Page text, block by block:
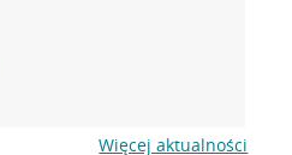
Więcej aktualności